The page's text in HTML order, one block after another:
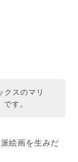
クスのマリ
です。
絵画を生みだ